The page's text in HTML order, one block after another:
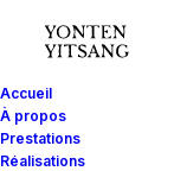
Accueil
À propos
Prestations
Réalisations